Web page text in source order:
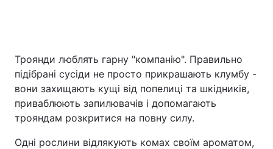
Троянди люблять гарну "компанію". Правильно
підібрані сусіди не просто прикрашають клумбу -
вони захищають кущі від попелиці та шкідників,
приваблюють запилювачів і допомагають
трояндам розкритися на повну силу.
Одні рослини відлякують комах своїм ароматом,